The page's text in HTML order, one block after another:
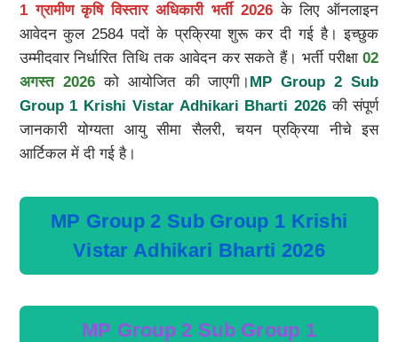
1 ग्रामीण कृषि विस्तार अधिकारी भर्ती 2026के लिए ऑनलाइन
आवेदन कुल 2584 पदों के प्रक्रिया शुरू कर दी गई है। इच्छुक
उम्मीदवार निर्धारित तिथि तक आवेदन कर सकते हैं। भर्ती परीक्षा02
अगस्त 2026को आयोजित की जाएगी। MP Group 2 Sub
Group 1 Krishi Vistar Adhikari Bharti 2026की संपूर्ण
जानकारी योग्यता आयु सीमा सैलरी, चयन प्रक्रिया नीचे इस
आर्टिकल में दी गई है।
MP Group 2 Sub Group 1 Krishi
Vistar Adhikari Bharti 2026
MP Group 2 Sub Group 1